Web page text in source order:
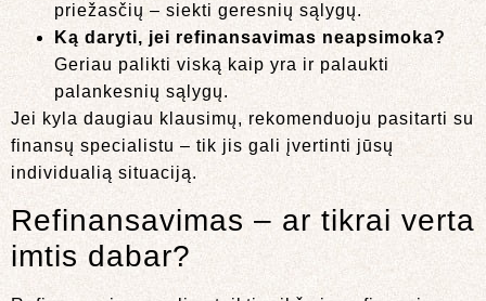
priežasčių – siekti geresnių sąlygų.
Ką daryti, jei refinansavimas neapsimoka?
Geriau palikti viską kaip yra ir palaukti
palankesnių sąlygų.
Jei kyla daugiau klausimų, rekomenduoju pasitarti su
finansų specialistu – tik jis gali įvertinti jūsų
individualią situaciją.
Refinansavimas – ar tikrai verta
imtis dabar?